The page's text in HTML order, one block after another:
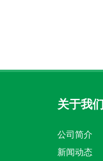
关于我们
公司简介
新闻动态